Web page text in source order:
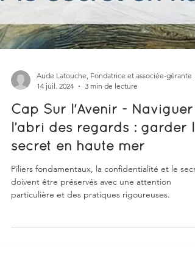
14 juil. 2024
3 min de lecture
Cap Sur l'Avenir - Naviguer
l’abri des regards : garder
secret en haute mer
Piliers fondamentaux, la confidentialité et le